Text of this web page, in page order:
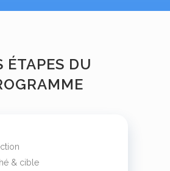
ÉTAPES DU
& cible